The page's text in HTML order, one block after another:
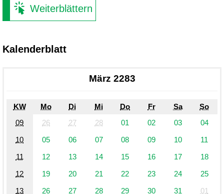
Weiterblättern
Kalenderblatt
März 2283
KW Mo Di Mi Do Fr Sa
So
09
26 27 28 01 02 03
04
10
05 06 07 08 09 10
11
11
12 13 14 15 16 17
18
12
19 20 21 22 23 24
25
13
26 27 28 29 30 31 01